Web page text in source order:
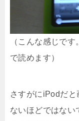
（こんな感じで
で読めます）
さすがにiPodだ
ないほどではない